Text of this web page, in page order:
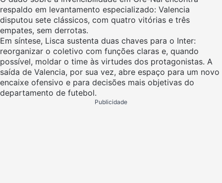
respaldo em levantamento especializado: Valencia
disputou sete clássicos, com quatro vitórias e três
empates, sem derrotas.
Em síntese, Lisca sustenta duas chaves para o Inter:
reorganizar o coletivo com funções claras e, quando
possível, moldar o time às virtudes dos protagonistas. A
saída de Valencia, por sua vez, abre espaço para um novo
encaixe ofensivo e para decisões mais objetivas do
departamento de futebol.
Publicidade